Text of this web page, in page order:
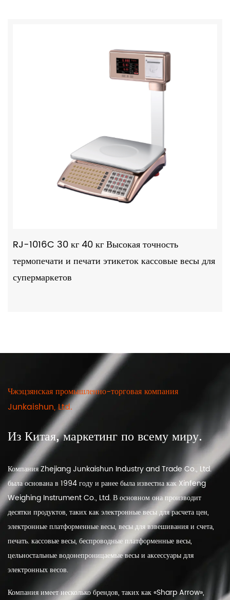
RJ-1016C 30 кг 40 кг Высокая точность
термопечати и печати этикеток кассовые весы для
супермаркетов
Чжэцзянская промышленно-торговая компания
Junkaishun, Ltd.
Из Китая, маркетинг по всему миру.
Компания Zhejiang Junkaishun Industry and Trade Co., Ltd.
была основана в 1994 году и ранее была известна как Xinfeng
Weighing Instrument Co., Ltd. В основном она производит
десятки продуктов, таких как электронные весы для расчета цен,
электронные платформенные весы, весы для взвешивания и счета,
печать. кассовые весы, беспроводные платформенные весы,
цельностальные водонепроницаемые весы и аксессуары для
электронных весов.
Компания имеет несколько брендов, таких как «Sharp Arrow»,